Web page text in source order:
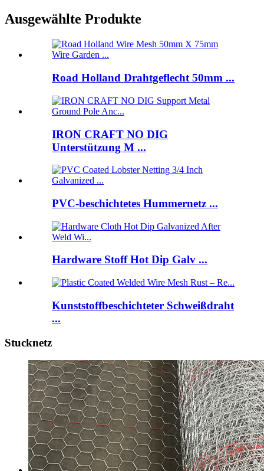
Ausgewählte Produkte
Road Holland Drahtgeflecht 50mm ...
IRON CRAFT NO DIG
Unterstützung M ...
PVC-beschichtetes Hummernetz ...
Hardware Stoff Hot Dip Galv ...
Kunststoffbeschichteter Schweißdraht
...
Stucknetz